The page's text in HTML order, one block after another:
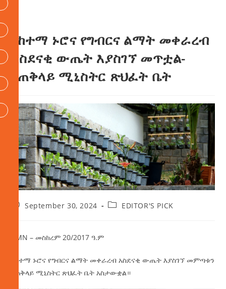
የከተማ ኑሮና የግብርና ልማት መቀራረብ
አስደናቂ ውጤት እያስገኘ መጥቷል-
የጠቅላይ ሚኒስትር ጽህፈት ቤት
September 30, 2024 EDITOR'S PICK
AMN – መስከረም 20/2017 ዓ.ም
የከተማ ኑሮና የግብርና ልማት መቀራረብ አስደናቂ ውጤት እያስገኘ መምጣቱን
የጠቅላይ ሚኒስትር ጽህፈት ቤት አስታውቋል።